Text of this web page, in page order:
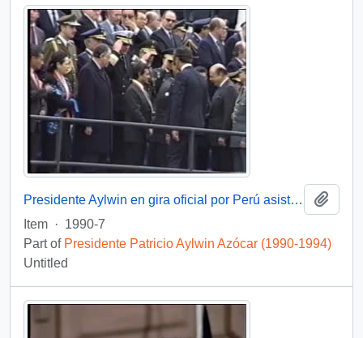
Presidente Aylwin en gira oficial por Perú asiste a ceremonia militar con motivo del cambio de mando presidencial: video
Item · 1990-7
Part of Presidente Patricio Aylwin Azócar (1990-1994)
Untitled